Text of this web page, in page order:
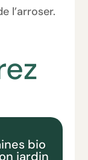
l’arroser.
bio
jardin